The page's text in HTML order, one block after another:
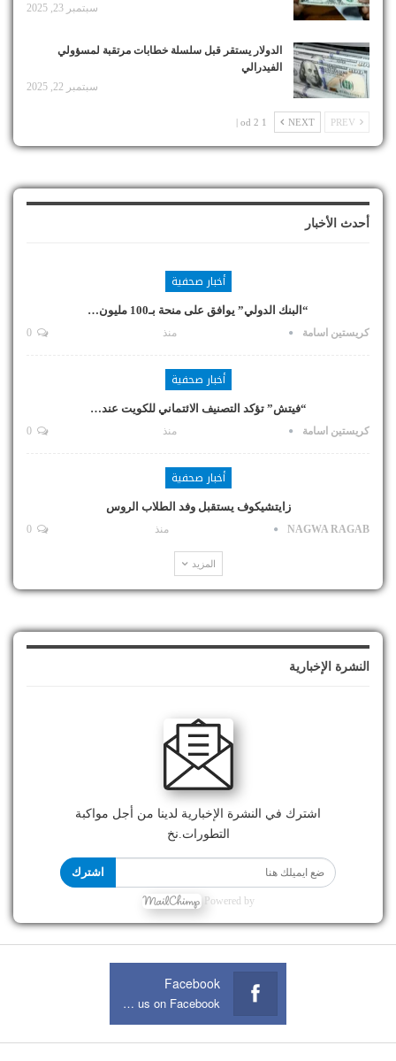
سبتمبر 23, 2025
الدولار يستقر قبل سلسلة خطابات مرتقبة لمسؤولي
الفيدرالي
سبتمبر 22, 2025
NEXT
1 od 2 |
أحدث الأخبار
أخبار صحفية
“البنك الدولي” يوافق على منحة بـ100 مليون…
كريستين اسامة منذ
أخبار صحفية
“فيتش” تؤكد التصنيف الائتماني للكويت عند…
كريستين اسامة منذ
أخبار صحفية
زايتشيكوف يستقبل وفد الطلاب الروس
NAGWA RAGAB منذ
المزيد
النشرة الإخبارية
اشترك في النشرة الإخبارية لدينا من أجل مواكبة
التطورات.نخ
اشترك
Powered by
Facebook
Join us on Facebook